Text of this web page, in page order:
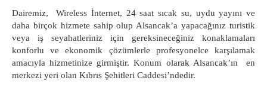
Dairemiz, Wireless İnternet, 24 saat sıcak su, uydu yayını ve
daha birçok hizmete sahip olup Alsancak’a yapacağınız turistik
veya iş seyahatleriniz için gereksineceğiniz konaklamaları
konforlu ve ekonomik çözümlerle profesyonelce karşılamak
amacıyla hizmetinize girmiştir. Konum olarak Alsancak’ın en
merkezi yeri olan Kıbrıs Şehitleri Caddesi’ndedir.